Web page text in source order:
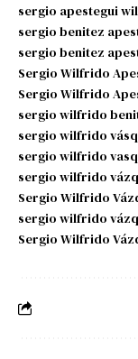
sergio apestegui
sergio benitez
sergio benitez
Sergio Wilfrido
Sergio Wilfrido
sergio wilfrido
sergio wilfrido
sergio wilfrido
sergio wilfrido
Sergio Wilfrido
sergio wilfrido
Sergio Wilfrido